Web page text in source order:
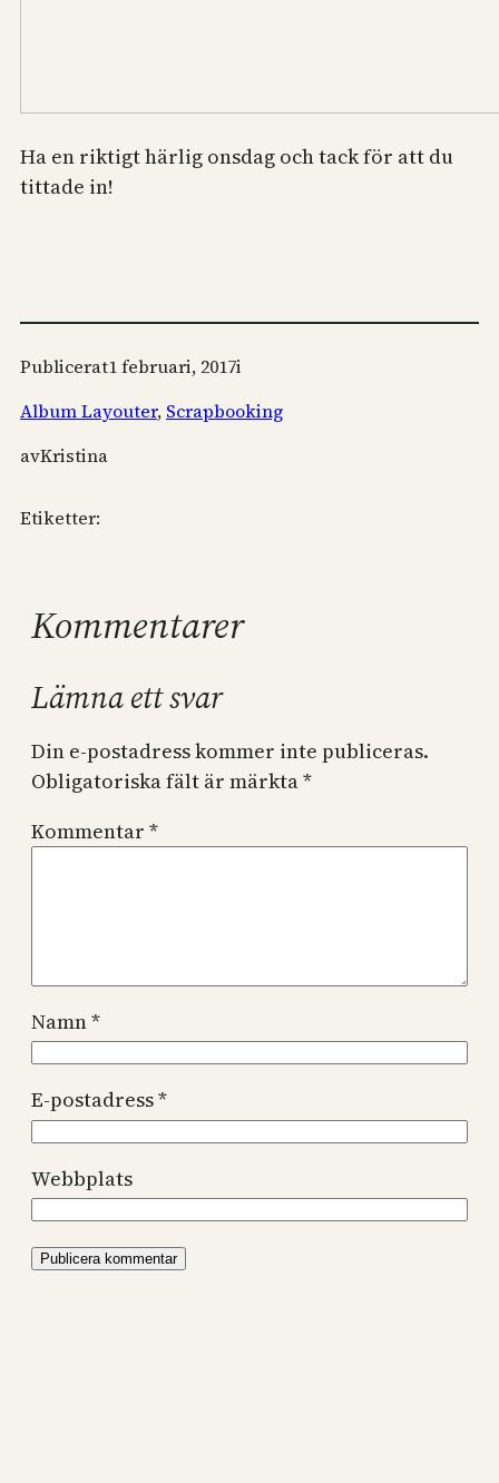
Ha en riktigt härlig onsdag och tack för att du
tittade in!
Publicerat1 februari, 2017i
Album Layouter, Scrapbooking
avKristina
Etiketter:
Kommentarer
Lämna ett svar
Din e-postadress kommer inte publiceras.
Obligatoriska fält är märkta*
Kommentar *
Namn*
E-postadress*
Webbplats